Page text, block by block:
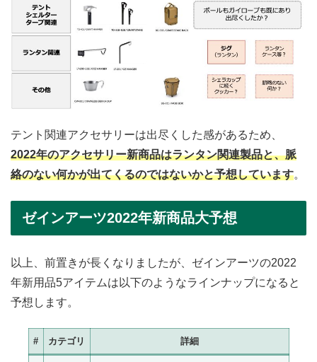
テント関連アクセサリーは出尽くした感があるため、
2022年のアクセサリー新商品はランタン関連製品と、脈
絡のない何かが出てくるのではないかと予想しています。
ゼインアーツ2022年新商品大予想
以上、前置きが長くなりましたが、ゼインアーツの2022
年新用品5アイテムは以下のようなラインナップになると
予想します。
# カテゴリ 詳細